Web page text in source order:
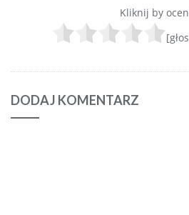
Kliknij by
DODAJ KOMENTARZ